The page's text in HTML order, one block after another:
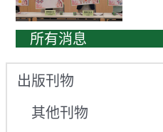
所有消息
出版刊物
其他刊物